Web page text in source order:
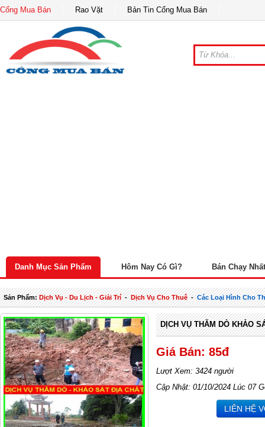
Cổng Mua Bán Rao Vặt Bản Tin Cổng Mua Bán
Danh Mục Sản Phẩm Hôm Nay Có Gì? Bán Chạy Nhất
Sản Phẩm:Dịch Vụ - Du Lịch - Giải Trí-Dịch Vụ Cho Thuê-Các Loại Hình Cho
DỊCH VỤ THĂM DÒ KHẢO
Giá Bán: 85đ
Lượt Xem: 3424 người
Cập Nhật: 01/10/2024 Lúc 07
LIÊN HỆ